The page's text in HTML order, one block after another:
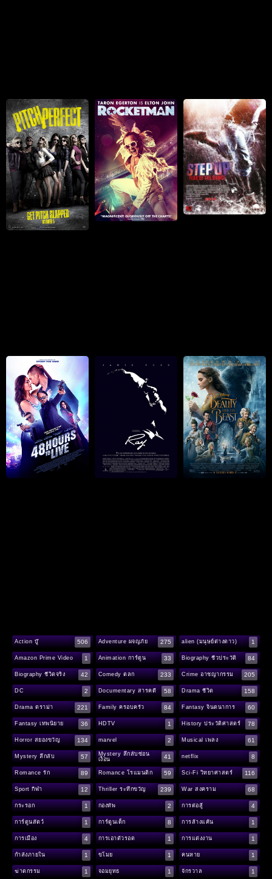
Action บู๊ 506 Adventure ผจญภัย 275 alien (มนุษย์ต่างดาว) 1
Amazon Prime Video 1 Animation การ์ตูน 33 Biography ชีวประวัติ 84
Biography ชีวิตจริง 42 Comedy ตลก 233 Crime อาชญากรรม 205
DC 2 Documentary สารคดี 58 Drama ชีวิต 158
Drama ดราม่า 221 Family ครอบครัว 84 Fantasy จินตนาการ 60
Fantasy เทพนิยาย 36 HDTV 1 History ประวัติศาสตร์ 78
Horror สยองขวัญ 134 marvel 2 Musical เพลง 61
Mystery ลึกลับ 57
Mystery ลึกลับซ่อน
เงื่อน
41 netflix 8
Romance รัก 89 Romance โรแมนติก 59 Sci-Fi วิทยาศาสตร์ 116
Sport กีฬา 12 Thriller ระทึกขวัญ 239 War สงคราม 68
กระรอก 1 กองทัพ 2 การต่อสู้ 4
การ์ตูนสัตว์ 1 การ์ตูนเด็ก 8 การล้างแค้น 1
การเมือง 4 การเอาตัวรอด 1 การแต่งงาน 1
กำลังภายใน 1 ขโมย 1 คนหาย 1
ฆ่าตกรรม 1 จอมยุทธ 1 จักรวาล 1